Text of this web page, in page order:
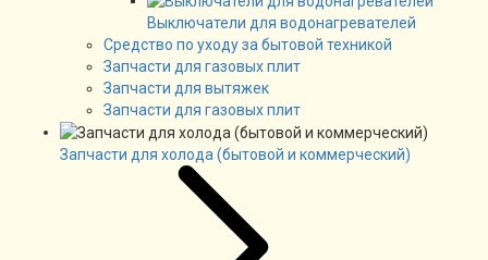
Выключатели для водонагревателей
Средство по уходу за бытовой техникой
Запчасти для газовых плит
Запчасти для вытяжек
Запчасти для газовых плит
Запчасти для холода (бытовой и коммерческий)